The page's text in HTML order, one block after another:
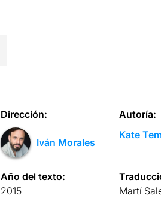
Dirección:
Iván Morales
Autoría:
Kate
Año del texto:
2015
Martí